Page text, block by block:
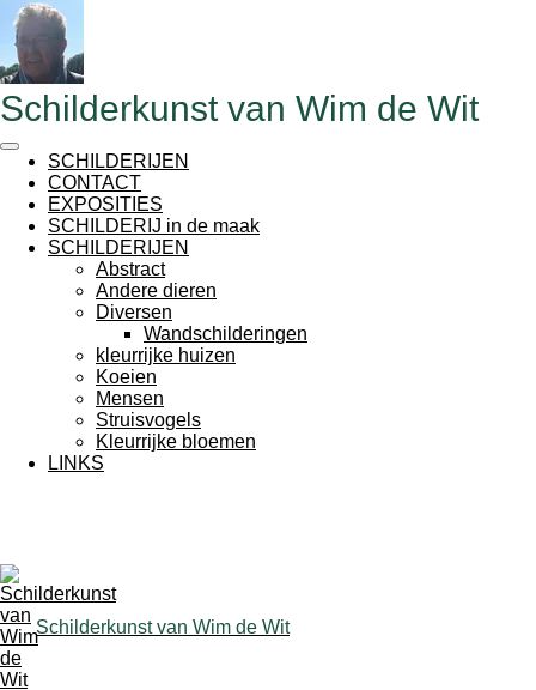
Ga
direct
naar
de
hoofdinhoud
Schilderkunst van Wim de Wit
SCHILDERIJEN
CONTACT
EXPOSITIES
SCHILDERIJ in de maak
SCHILDERIJEN
Abstract
Andere dieren
Diversen
Wandschilderingen
kleurrijke huizen
Koeien
Mensen
Struisvogels
Kleurrijke bloemen
LINKS
Schilderkunst van Wim de Wit